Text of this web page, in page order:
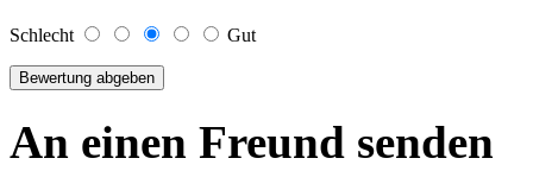
Schlecht Gut
An einen Freund senden